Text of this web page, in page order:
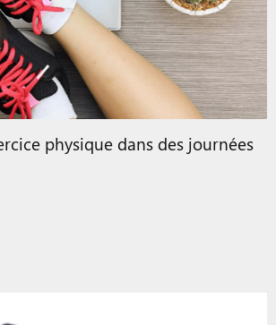
physique dans des journées